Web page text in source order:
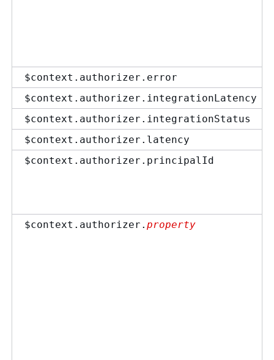
$context.authorizer.error
$context.authorizer.integrationLatency
$context.authorizer.integrationStatus
$context.authorizer.latency
$context.authorizer.principalId
$context.authorizer. property